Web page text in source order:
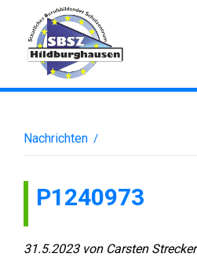
Nachrichten /
P1240973
31.5.2023 von Carsten Strecker